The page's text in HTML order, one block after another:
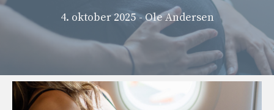
4. oktober 2025 - Ole Andersen